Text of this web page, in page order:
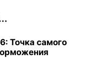
Точка самого